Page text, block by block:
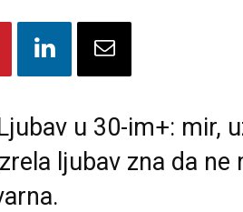
u 30-im+: mir,
ljubav zna da ne